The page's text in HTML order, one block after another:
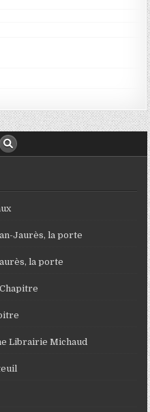
Jaurès, la porte
la porte
Librairie Michaud